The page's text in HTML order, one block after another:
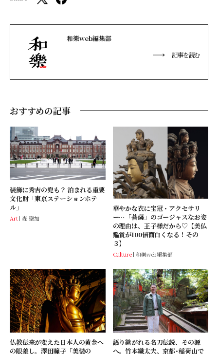
和樂web編集部
記事を読む
おすすめの記事
装飾に秀吉の兜も？ 泊まれる重要
文化財「東京ステーションホテ
ル」
Art 森 聖加
華やかな衣に宝冠・アクセサリ
ー…「菩薩」のゴージャスなお姿
の理由は、王子様だから♡【美仏
鑑賞が100倍面白くなる！その
３】
Culture 和樂web編集部
仏教伝来が変えた日本人の黄金へ
の眼差し。澤田瞳子「美装の
語り継がれる名刀伝説、その源
へ。竹本織太夫、京都･稲荷山で